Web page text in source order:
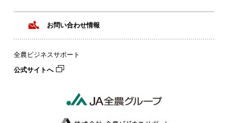
お問い合わせ情報
全農ビジネスサポート
公式サイトへ